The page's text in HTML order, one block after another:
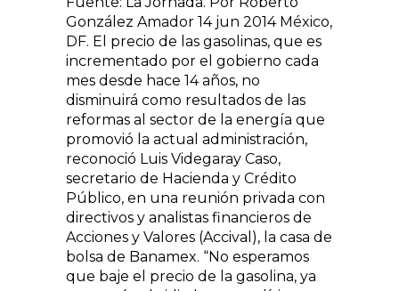
González Amador 14 jun 2014 México,
DF. El precio de las gasolinas, que es
incrementado por el gobierno cada
mes desde hace 14 años, no
disminuirá como resultados de las
reformas al sector de la energía que
promovió la actual administración,
reconoció Luis Videgaray Caso,
secretario de Hacienda y Crédito
Público, en una reunión privada con
directivos y analistas financieros de
Acciones y Valores (Accival), la casa de
bolsa de Banamex. “No esperamos
que baje el precio de la gasolina, ya